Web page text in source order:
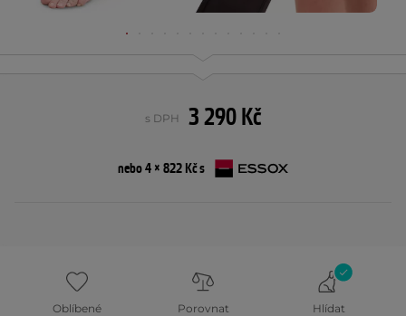
3 290 Kč
s DPH
nebo 4 × 822 Kč s
Oblíbené Porovnat Hlídat